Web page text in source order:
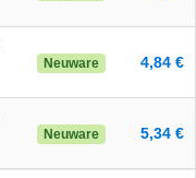
Neuware 4,84 €
Neuware 5,34 €